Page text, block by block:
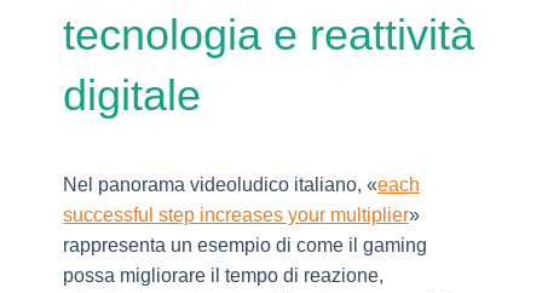
tecnologia e reattività
digitale
Nel panorama videoludico italiano, «each
successful step increases your multiplier»
rappresenta un esempio di come il gaming
possa migliorare il tempo di reazione,